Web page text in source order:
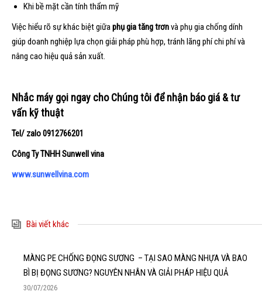
Khi bề mặt cần tính thẩm mỹ
Việc hiểu rõ sự khác biệt giữaphụ gia tăng trơnvà phụ gia chống dính
giúp doanh nghiệp lựa chọn giải pháp phù hợp, tránh lãng phí chi phí và
nâng cao hiệu quả sản xuất.
Nhắc máy gọi ngay cho Chúng tôi để nhận báo giá & tư
vấn kỹ thuật
Tel/ zalo0912766201
Công Ty TNHH Sunwell vina
www.sunwellvina.com
Bài viết khác
MÀNG PE CHỐNG ĐỌNG SƯƠNG – TẠI SAO MÀNG NHỰA VÀ BAO
BÌ BỊ ĐỌNG SƯƠNG? NGUYÊN NHÂN VÀ GIẢI PHÁP HIỆU QUẢ
30/07/2026